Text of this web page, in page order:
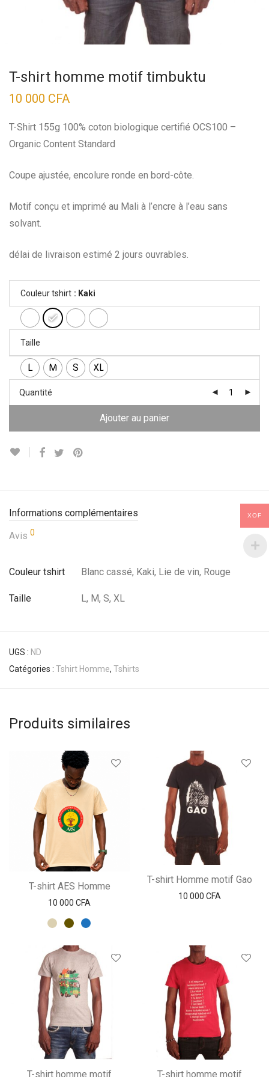
T-shirt homme motif timbuktu
10 000 CFA
T-Shirt 155g 100% coton biologique certifié OCS100 –
Organic Content Standard
Coupe ajustée, encolure ronde en bord-côte.
Motif conçu et imprimé au Mali à l’encre à l’eau sans
solvant.
délai de livraison estimé 2 jours ouvrables.
Couleur tshirt : Kaki
Taille
L M S XL
Quantité
Ajouter au panier
Informations complémentaires
Avis 0
Couleur tshirt Blanc cassé, Kaki, Lie de vin, Rouge
Taille L, M, S, XL
UGS : ND
Catégories : Tshirt Homme, Tshirts
Produits similaires
T-shirt AES Homme
10 000 CFA
T-shirt Homme motif Gao
10 000 CFA
T-shirt homme motif T-shirt homme motif
XOF